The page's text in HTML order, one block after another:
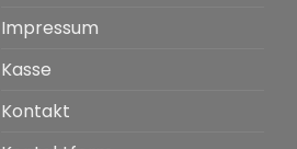
Impressum
Kasse
Kontakt